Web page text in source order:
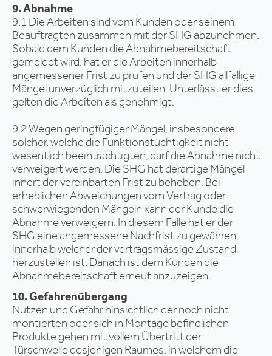
9. Abnahme
9.1 Die Arbeiten sind vom Kunden oder seinem
Beauftragten zusammen mit der SHG abzunehmen.
Sobald dem Kunden die Abnahmebereitschaft
gemeldet wird, hat er die Arbeiten innerhalb
angemessener Frist zu prüfen und der SHG allfällige
Mängel unverzüglich mitzuteilen. Unterlässt er dies,
gelten die Arbeiten als genehmigt.
9.2 Wegen geringfügiger Mängel, insbesondere
solcher, welche die Funktionstüchtigkeit nicht
wesentlich beeinträchtigten, darf die Abnahme nicht
verweigert werden. Die SHG hat derartige Mängel
innert der vereinbarten Frist zu beheben. Bei
erheblichen Abweichungen vom Vertrag oder
schwerwiegenden Mängeln kann der Kunde die
Abnahme verweigern. In diesem Falle hat er der
SHG eine angemessene Nachfrist zu gewähren,
innerhalb welcher der vertragsmässige Zustand
herzustellen ist. Danach ist dem Kunden die
Abnahmebereitschaft erneut anzuzeigen.
10. Gefahrenübergang
Nutzen und Gefahr hinsichtlich der noch nicht
montierten oder sich in Montage befindlichen
Produkte gehen mit vollem Übertritt der
Türschwelle desjenigen Raumes, in welchem die